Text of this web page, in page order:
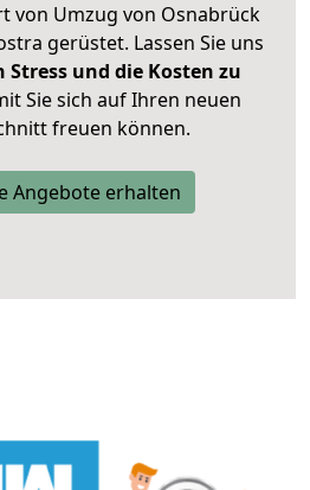
von Umzug von Osnabrück
gerüstet. Lassen Sie uns
Stress und die Kosten zu
Sie sich auf Ihren neuen
freuen können.
Angebote erhalten